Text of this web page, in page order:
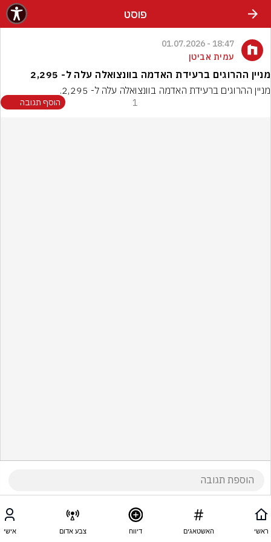
פוסט
18:47 - 01.07.2026
עמית אביטן
מניין ההרוגים ברעידת האדמה בוונצואלה עלה ל- 2,295
מניין ההרוגים ברעידת האדמה בוונצואלה עלה ל- 2,295.
1 הוסף תגובה
ראשי האשטאגים דיווח צבע אדום אישי